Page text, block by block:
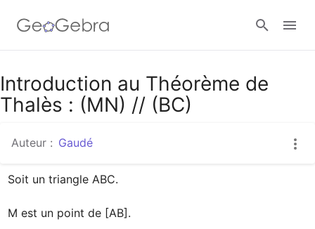
Google Classroom
Introduction au Théorème de
Thalès : (MN) // (BC)
Auteur : Gaudé
Soit un triangle ABC.
M est un point de [AB].